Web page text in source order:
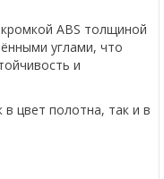
ABS толщиной
углами, что
и
в цвет полотна, так и в